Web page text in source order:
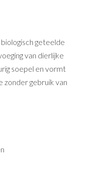
geteelde
van dierlijke
soepel en vormt
zonder gebruik van